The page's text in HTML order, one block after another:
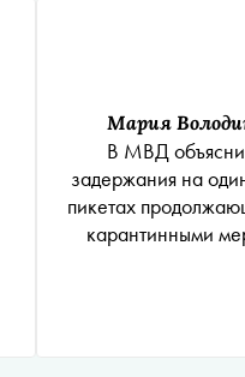
Мария
В МВД
задержания на
пикетах
карантинными